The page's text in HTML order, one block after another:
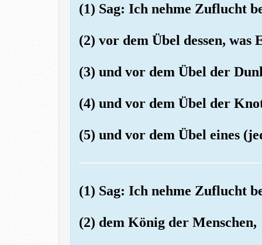
(1) Sag: Ich nehme Zuflucht
(2) vor dem Übel dessen, was
(3) und vor dem Übel der
(4) und vor dem Übel der
(5) und vor dem Übel eines
(1) Sag: Ich nehme Zuflucht
(2) dem König der Menschen,